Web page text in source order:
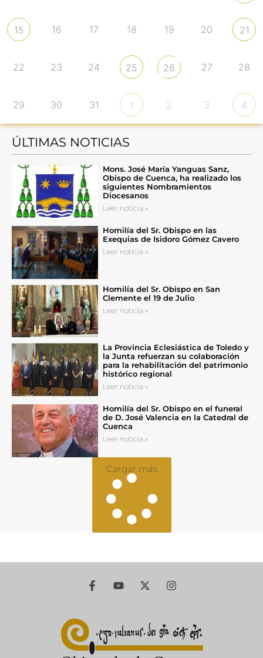
15 16 17 18 19 20 21
22 23 24 25 26 27 28
29 30 31 1 2 3 4
ÚLTIMAS NOTICIAS
Mons. José María Yanguas Sanz,
Obispo de Cuenca, ha realizado los
siguientes Nombramientos
Diocesanos
Leer noticia »
Homilía del Sr. Obispo en las
Exequias de Isidoro Gómez Cavero
Leer noticia »
Homilía del Sr. Obispo en San
Clemente el 19 de Julio
Leer noticia »
La Provincia Eclesiástica de Toledo y
la Junta refuerzan su colaboración
para la rehabilitación del patrimonio
histórico regional
Leer noticia »
Homilía del Sr. Obispo en el funeral
de D. José Valencia en la Catedral de
Cuenca
Leer noticia »
Cargar más